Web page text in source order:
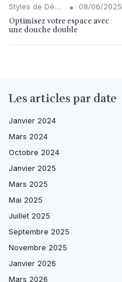
Styles de Décoration Intérieure • 08/06/2025
Optimisez votre espace avec
une douche double
Les articles par date
Janvier 2024
Mars 2024
Octobre 2024
Janvier 2025
Mars 2025
Mai 2025
Juillet 2025
Septembre 2025
Novembre 2025
Janvier 2026
Mars 2026